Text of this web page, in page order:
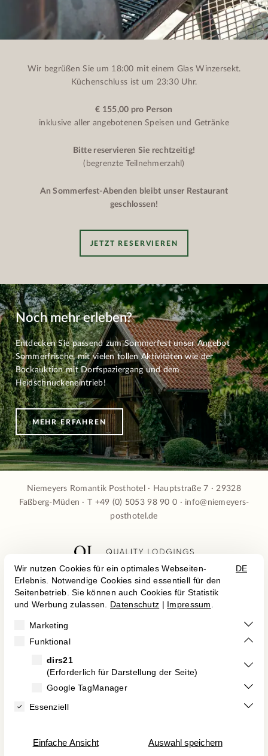
Wir begrüßen Sie um 18:00 mit einem Glas Winzersekt.
Küchenschluss ist um 23:30 Uhr.
€ 155,00 pro Person
inklusive aller angebotenen Speisen und Getränke
Bitte reservieren Sie rechtzeitig!
(begrenzte Teilnehmerzahl)
An Sommerfest-Abenden bleibt unser Restaurant
geschlossen!
JETZT RESERVIEREN
Noch mehr erleben?
Entdecken Sie passend zum Sommerfest unser Angebot
Sommerfrische, mit vielen tollen Aktivitäten wie der
Bockauktion mit Dorfspaziergang und dem
Heidschnuckeneintrieb!
MEHR ERFAHREN
Niemeyers Romantik Posthotel · Hauptstraße 7 · 29328
Faßberg-Müden · T +49 (0) 5053 98 90 0 · info@niemeyers-
posthotel.de